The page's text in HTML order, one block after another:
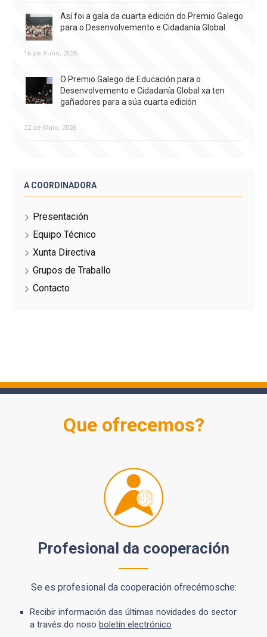
Así foi a gala da cuarta edición do Premio Galego
para o Desenvolvemento e Cidadanía Global
16 de Xuño, 2026
O Premio Galego de Educación para o
Desenvolvemento e Cidadanía Global xa ten
gañadores para a súa cuarta edición
22 de Maio, 2026
A COORDINADORA
Presentación
Equipo Técnico
Xunta Directiva
Grupos de Traballo
Contacto
Que ofrecemos?
Profesional da cooperación
Se es profesional da cooperación ofrecémosche:
Recibir información das últimas novidades do sector
a través do noso boletín electrónico